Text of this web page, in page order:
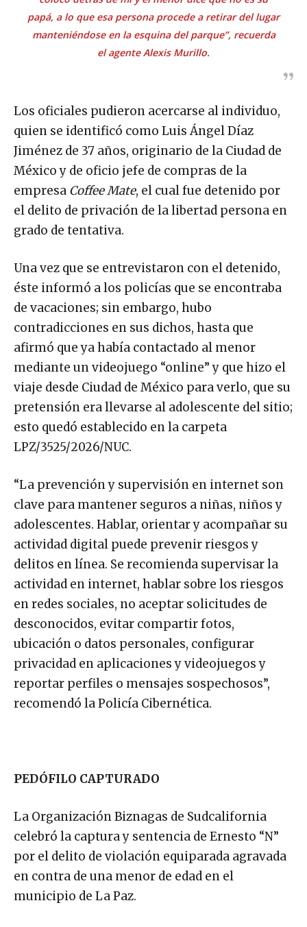
papá, a lo que esa persona procede a retirar del lugar
manteniéndose en la esquina del parque”, recuerda
el agente Alexis Murillo.
Los oficiales pudieron acercarse al individuo,
quien se identificó como Luis Ángel Díaz
Jiménez de 37 años, originario de la Ciudad de
México y de oficio jefe de compras de la
empresa Coffee Mate, el cual fue detenido por
el delito de privación de la libertad persona en
grado de tentativa.
Una vez que se entrevistaron con el detenido,
éste informó a los policías que se encontraba
de vacaciones; sin embargo, hubo
contradicciones en sus dichos, hasta que
afirmó que ya había contactado al menor
mediante un videojuego “online” y que hizo el
viaje desde Ciudad de México para verlo, que su
pretensión era llevarse al adolescente del sitio;
esto quedó establecido en la carpeta
LPZ/3525/2026/NUC.
“La prevención y supervisión en internet son
clave para mantener seguros a niñas, niños y
adolescentes. Hablar, orientar y acompañar su
actividad digital puede prevenir riesgos y
delitos en línea. Se recomienda supervisar la
actividad en internet, hablar sobre los riesgos
en redes sociales, no aceptar solicitudes de
desconocidos, evitar compartir fotos,
ubicación o datos personales, configurar
privacidad en aplicaciones y videojuegos y
reportar perfiles o mensajes sospechosos”,
recomendó la Policía Cibernética.
PEDÓFILO CAPTURADO
La Organización Biznagas de Sudcalifornia
celebró la captura y sentencia de Ernesto “N”
por el delito de violación equiparada agravada
en contra de una menor de edad en el
municipio de La Paz.